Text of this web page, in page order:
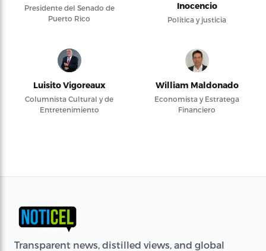
Presidente del Senado de
Puerto Rico
Inocencio
Política y justicia
Luisito Vigoreaux
Columnista Cultural y de
Entretenimiento
William Maldonado
Economista y Estratega
Financiero
Transparent news, distilled views, and global